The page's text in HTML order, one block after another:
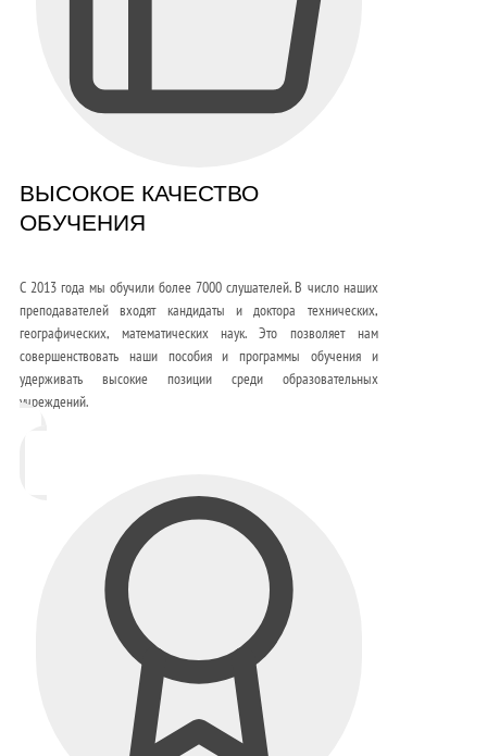
ВЫСОКОЕ КАЧЕСТВО
ОБУЧЕНИЯ
С 2013 года мы обучили более 7000 слушателей. В число наших
преподавателей входят кандидаты и доктора технических,
географических, математических наук. Это позволяет нам
совершенствовать наши пособия и программы обучения и
удерживать высокие позиции среди образовательных
учреждений.